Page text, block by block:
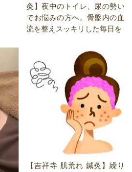
灸】夜中のトイレ、尿の勢い
でお悩みの方へ。骨盤内の血
流を整えスッキリした毎日を
【吉祥寺 肌荒れ 鍼灸】繰り